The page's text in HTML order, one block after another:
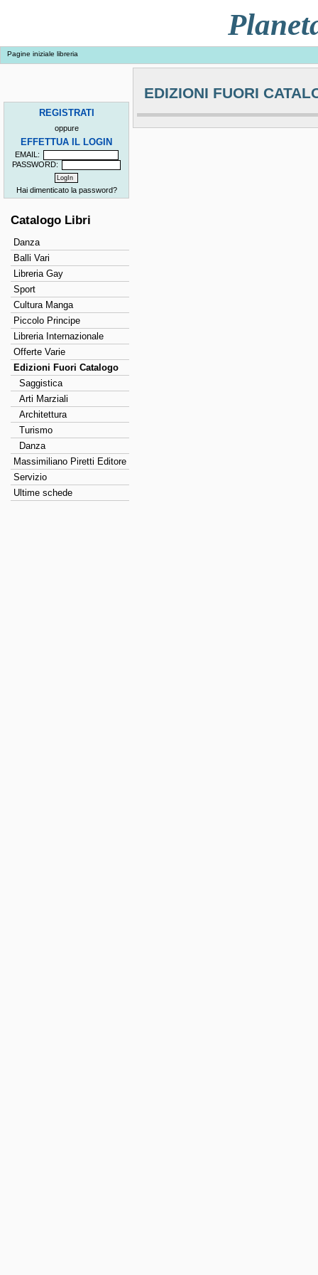
Pagine iniziale libreria
EDIZIONI FUORI
REGISTRATI
oppure
EFFETTUA IL LOGIN
EMAIL:
PASSWORD:
Hai dimenticato la password?
Catalogo Libri
Danza
Balli Vari
Libreria Gay
Sport
Cultura Manga
Piccolo Principe
Libreria Internazionale
Offerte Varie
Edizioni Fuori Catalogo
Saggistica
Arti Marziali
Architettura
Turismo
Danza
Massimiliano Piretti Editore
Servizio
Ultime schede